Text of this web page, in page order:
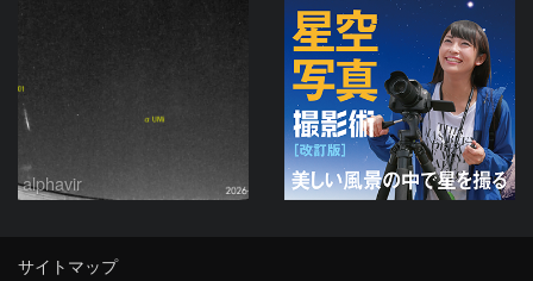
alphavir
サイトマップ